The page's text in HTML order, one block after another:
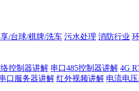
/台球/棋牌/洗车 污水处理 消防行业
控制器讲解 串口485控制器讲解 4G
口服务器讲解 红外视频讲解 电流电